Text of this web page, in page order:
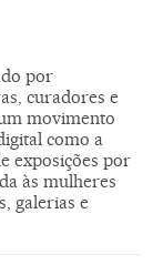
por
curadores e
movimento
como a
exposições por
às mulheres
galerias e